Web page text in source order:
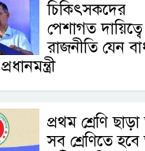
চিকিৎসকদের
পেশাগত দায়িত্বে
রাজনীতি যেন
প্রথম শ্রেণি
সব শ্রেণিতে হবে